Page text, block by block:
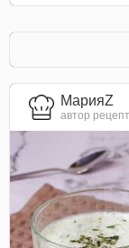
МарияZ
автор